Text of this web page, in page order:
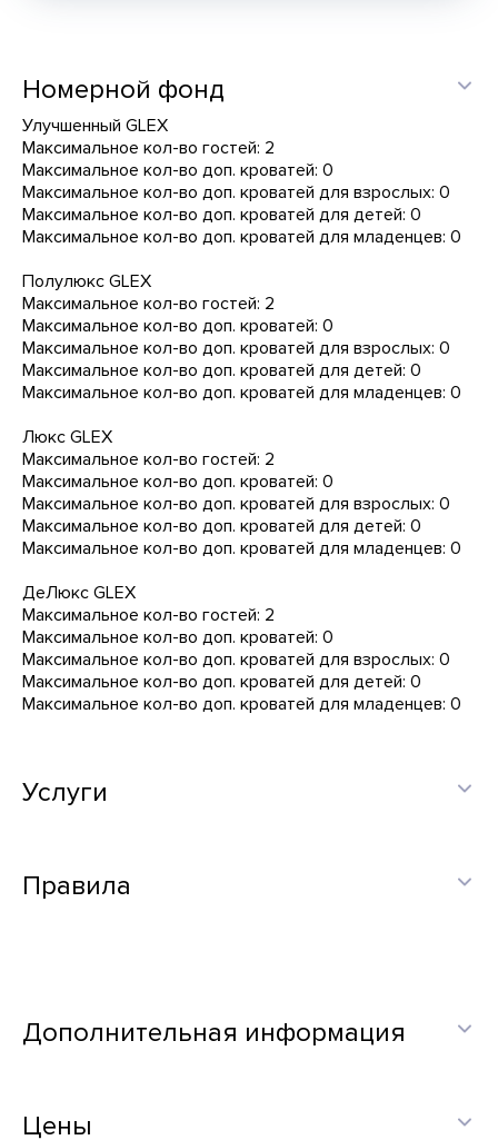
Номерной фонд
Улучшенный GLEX
Максимальное кол-во гостей: 2
Максимальное кол-во доп. кроватей: 0
Максимальное кол-во доп. кроватей для взрослых: 0
Максимальное кол-во доп. кроватей для детей: 0
Максимальное кол-во доп. кроватей для младенцев: 0
Полулюкс GLEX
Максимальное кол-во гостей: 2
Максимальное кол-во доп. кроватей: 0
Максимальное кол-во доп. кроватей для взрослых: 0
Максимальное кол-во доп. кроватей для детей: 0
Максимальное кол-во доп. кроватей для младенцев: 0
Люкс GLEX
Максимальное кол-во гостей: 2
Максимальное кол-во доп. кроватей: 0
Максимальное кол-во доп. кроватей для взрослых: 0
Максимальное кол-во доп. кроватей для детей: 0
Максимальное кол-во доп. кроватей для младенцев: 0
ДеЛюкс GLEX
Максимальное кол-во гостей: 2
Максимальное кол-во доп. кроватей: 0
Максимальное кол-во доп. кроватей для взрослых: 0
Максимальное кол-во доп. кроватей для детей: 0
Максимальное кол-во доп. кроватей для младенцев: 0
Услуги
Правила
Дополнительная информация
Цены